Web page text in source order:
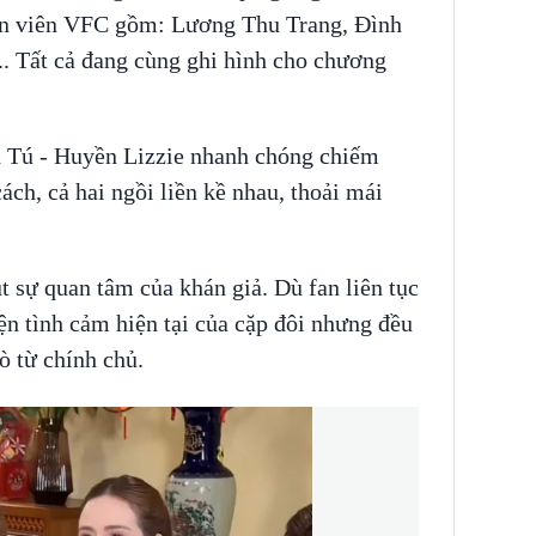
viên VFC gồm: Lương Thu Trang, Đình
cả đang cùng ghi hình cho chương
- Huyền Lizzie nhanh chóng chiếm
cả hai ngồi liền kề nhau, thoải mái
quan tâm của khán giả. Dù fan liên tục
tình cảm hiện tại của cặp đôi nhưng đều
từ chính chủ.